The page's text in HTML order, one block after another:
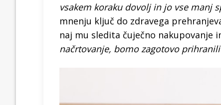
vsakem koraku dovolj in jo vse manj
mnenju ključ do zdravega
naj mu sledita čuječno nakupovanje
načrtovanje, bomo zagotovo